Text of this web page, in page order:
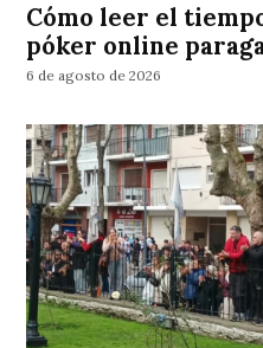
Cómo leer el
póker online
6 de agosto de 2026